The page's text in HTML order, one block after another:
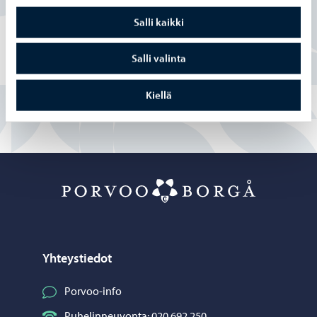
Salli kaikki
Salli valinta
Kiellä
Kyllä
Osittain
En
Yhteystiedot
Porvoo-info